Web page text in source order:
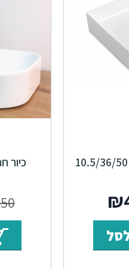
כיור לאמבט חרס מידות 10.5/36/50
₪
הנוכחי
הוא:
כיור